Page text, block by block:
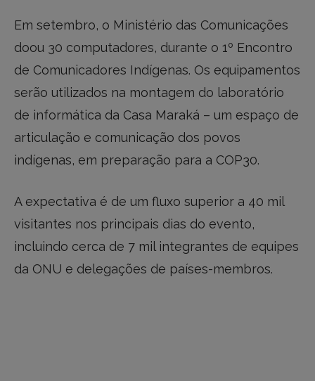
Em setembro, o Ministério das Comunicações
doou 30 computadores, durante o 1º Encontro
de Comunicadores Indígenas. Os equipamentos
serão utilizados na montagem do laboratório
de informática da Casa Maraká – um espaço de
articulação e comunicação dos povos
indígenas, em preparação para a COP30.
A expectativa é de um fluxo superior a 40 mil
visitantes nos principais dias do evento,
incluindo cerca de 7 mil integrantes de equipes
da ONU e delegações de países-membros.